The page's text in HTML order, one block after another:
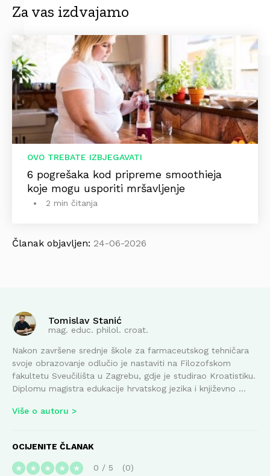
Za vas izdvajamo
OVO TREBATE IZBJEGAVATI
6 pogrešaka kod pripreme smoothieja
koje mogu usporiti mršavljenje
2 min čitanja
Članak objavljen: 24-06-2026
Tomislav Stanić
mag. educ. philol. croat.
Nakon završene srednje škole za farmaceutskog tehničara
svoje obrazovanje odlučio je nastaviti na Filozofskom
fakultetu Sveučilišta u Zagrebu, gdje je studirao Kroatistiku.
Diplomu magistra edukacije hrvatskog jezika i književno ...
Više o autoru
OCIJENITE ČLANAK
★ ★ ★ ★ ★ 0 / 5 0